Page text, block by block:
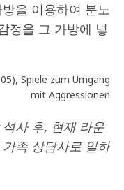
을 이용하여 분노
정을 그 가방에 넣
Spiele zum Umgang
mit Aggressionen
사 후, 현재 라운
족 상담사로 일하